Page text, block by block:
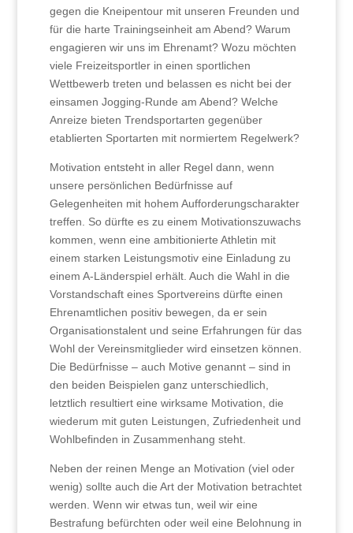
gegen die Kneipentour mit unseren Freunden und
für die harte Trainingseinheit am Abend? Warum
engagieren wir uns im Ehrenamt? Wozu möchten
viele Freizeitsportler in einen sportlichen
Wettbewerb treten und belassen es nicht bei der
einsamen Jogging-Runde am Abend? Welche
Anreize bieten Trendsportarten gegenüber
etablierten Sportarten mit normiertem Regelwerk?
Motivation entsteht in aller Regel dann, wenn
unsere persönlichen Bedürfnisse auf
Gelegenheiten mit hohem Aufforderungscharakter
treffen. So dürfte es zu einem Motivationszuwachs
kommen, wenn eine ambitionierte Athletin mit
einem starken Leistungsmotiv eine Einladung zu
einem A-Länderspiel erhält. Auch die Wahl in die
Vorstandschaft eines Sportvereins dürfte einen
Ehrenamtlichen positiv bewegen, da er sein
Organisationstalent und seine Erfahrungen für das
Wohl der Vereinsmitglieder wird einsetzen können.
Die Bedürfnisse – auch Motive genannt – sind in
den beiden Beispielen ganz unterschiedlich,
letztlich resultiert eine wirksame Motivation, die
wiederum mit guten Leistungen, Zufriedenheit und
Wohlbefinden in Zusammenhang steht.
Neben der reinen Menge an Motivation (viel oder
wenig) sollte auch die Art der Motivation betrachtet
werden. Wenn wir etwas tun, weil wir eine
Bestrafung befürchten oder weil eine Belohnung in